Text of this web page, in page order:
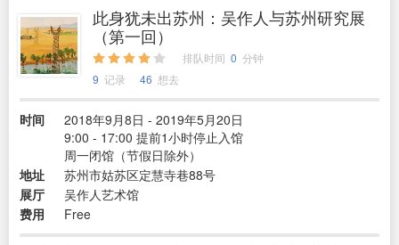
此身犹未出苏州：吴作人与苏州研究展
（第一回）
排队时间 0 分钟
9 记录 46 想去
时间
2018年9月8日 - 2019年5月20日
9:00 - 17:00 提前1小时停止入馆
周一闭馆（节假日除外）
地址
苏州市姑苏区定慧寺巷88号
展厅
吴作人艺术馆
费用
Free